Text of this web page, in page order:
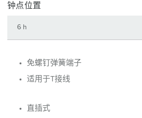
钟点位置
免螺钉弹簧端子
适用于T接线
直插式